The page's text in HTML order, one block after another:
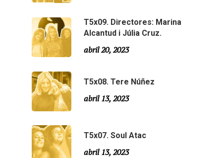
T5x09. Directores: Marina
Alcantud i Júlia Cruz.
abril 20, 2023
T5x08. Tere Núñez
abril 13, 2023
T5x07. Soul Atac
abril 13, 2023